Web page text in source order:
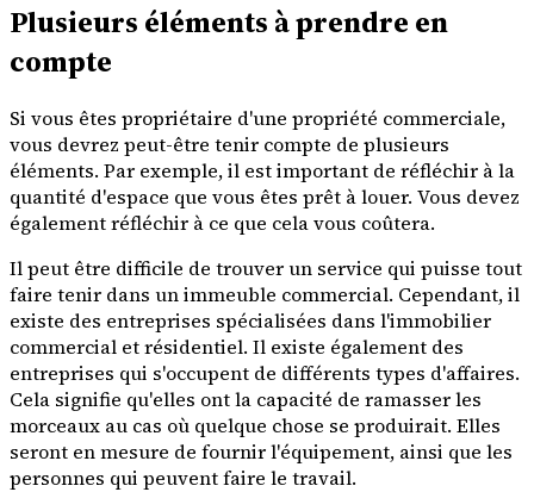
Plusieurs éléments à prendre en
compte
Si vous êtes propriétaire d'une propriété commerciale,
vous devrez peut-être tenir compte de plusieurs
éléments. Par exemple, il est important de réfléchir à la
quantité d'espace que vous êtes prêt à louer. Vous devez
également réfléchir à ce que cela vous coûtera.
Il peut être difficile de trouver un service qui puisse tout
faire tenir dans un immeuble commercial. Cependant, il
existe des entreprises spécialisées dans l'immobilier
commercial et résidentiel. Il existe également des
entreprises qui s'occupent de différents types d'affaires.
Cela signifie qu'elles ont la capacité de ramasser les
morceaux au cas où quelque chose se produirait. Elles
seront en mesure de fournir l'équipement, ainsi que les
personnes qui peuvent faire le travail.